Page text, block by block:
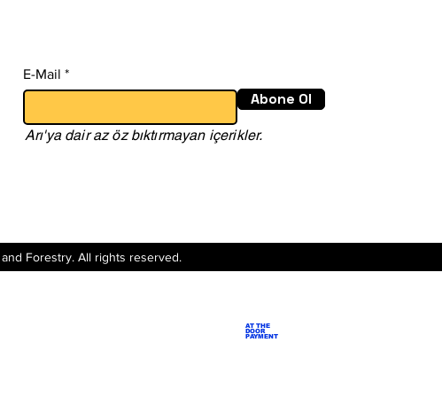
E-Mail
Abone Ol
Arı'ya dair az öz bıktırmayan içerikler.
Forestry. All rights reserved.
AT THE
DOOR
PAYMENT